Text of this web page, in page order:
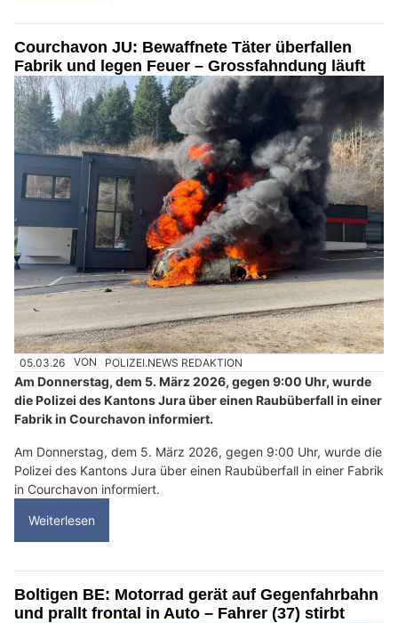
Courchavon JU: Bewaffnete Täter überfallen
Fabrik und legen Feuer – Grossfahndung läuft
05.03.26 VON POLIZEI.NEWS REDAKTION
Am Donnerstag, dem 5. März 2026, gegen 9:00 Uhr, wurde
die Polizei des Kantons Jura über einen Raubüberfall in einer
Fabrik in Courchavon informiert.
Am Donnerstag, dem 5. März 2026, gegen 9:00 Uhr, wurde die
Polizei des Kantons Jura über einen Raubüberfall in einer Fabrik
in Courchavon informiert.
Weiterlesen
Boltigen BE: Motorrad gerät auf Gegenfahrbahn
und prallt frontal in Auto – Fahrer (37) stirbt